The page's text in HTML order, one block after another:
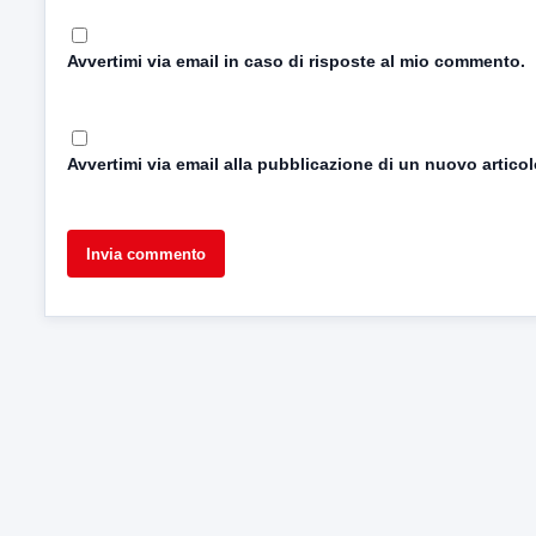
Avvertimi via email in caso di risposte al mio commento.
Avvertimi via email alla pubblicazione di un nuovo